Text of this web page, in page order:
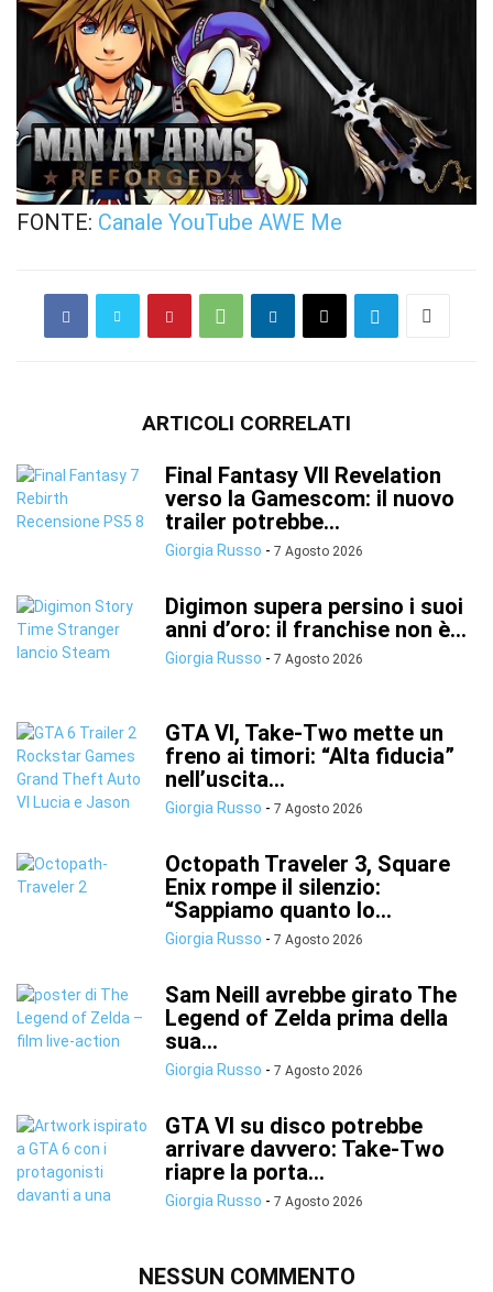
FONTE: Canale YouTube AWE Me
ARTICOLI CORRELATI
Final Fantasy VII Revelation
verso la Gamescom: il nuovo
trailer potrebbe...
Giorgia Russo - 7 Agosto 2026
Digimon supera persino i suoi
anni d’oro: il franchise non è...
Giorgia Russo - 7 Agosto 2026
GTA VI, Take-Two mette un
freno ai timori: “Alta fiducia”
nell’uscita...
Giorgia Russo - 7 Agosto 2026
Octopath Traveler 3, Square
Enix rompe il silenzio:
“Sappiamo quanto lo...
Giorgia Russo - 7 Agosto 2026
Sam Neill avrebbe girato The
Legend of Zelda prima della
sua...
Giorgia Russo - 7 Agosto 2026
GTA VI su disco potrebbe
arrivare davvero: Take-Two
riapre la porta...
Giorgia Russo - 7 Agosto 2026
NESSUN COMMENTO